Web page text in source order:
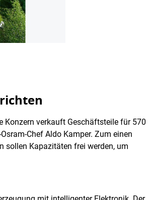
Konzern verkauft Geschäftsteile für 570
Chef Aldo Kamper. Zum einen
sollen Kapazitäten frei werden, um